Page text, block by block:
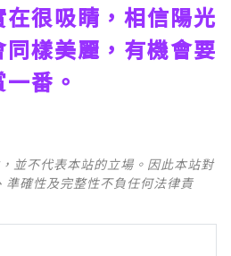
很吸睛，相信陽光
樣美麗，有機會要
番。
並不代表本站的立場。因此本站對
準確性及完整性不負任何法律責